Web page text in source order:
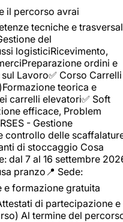
il percorso avrai
tecniche e
del
logisticiRicevimento,
ordini e
Lavoro✅ Corso Carrelli
teorica e
carrelli elevatori✅ Soft
efficace, Problem
- Gestione
controllo delle
di stoccaggio Cosa
dal 7 al 16 settembre
pranzo📍 Sede:
e formazione gratuita
di partecipazione e
Al termine del